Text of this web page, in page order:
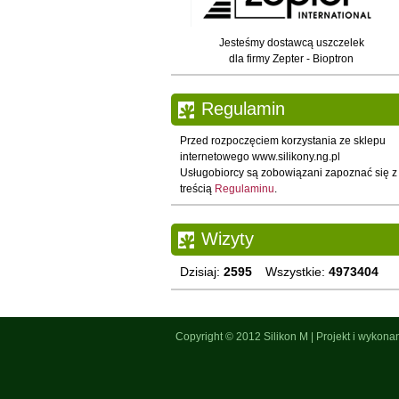
Jesteśmy dostawcą uszczelek
dla firmy Zepter - Bioptron
Regulamin
Przed rozpoczęciem korzystania ze sklepu
internetowego www.silikony.ng.pl
Usługobiorcy są zobowiązani zapoznać się z
treścią Regulaminu.
Wizyty
Dzisiaj: 2595 Wszystkie: 4973404
Copyright © 2012 Silikon M Projekt i